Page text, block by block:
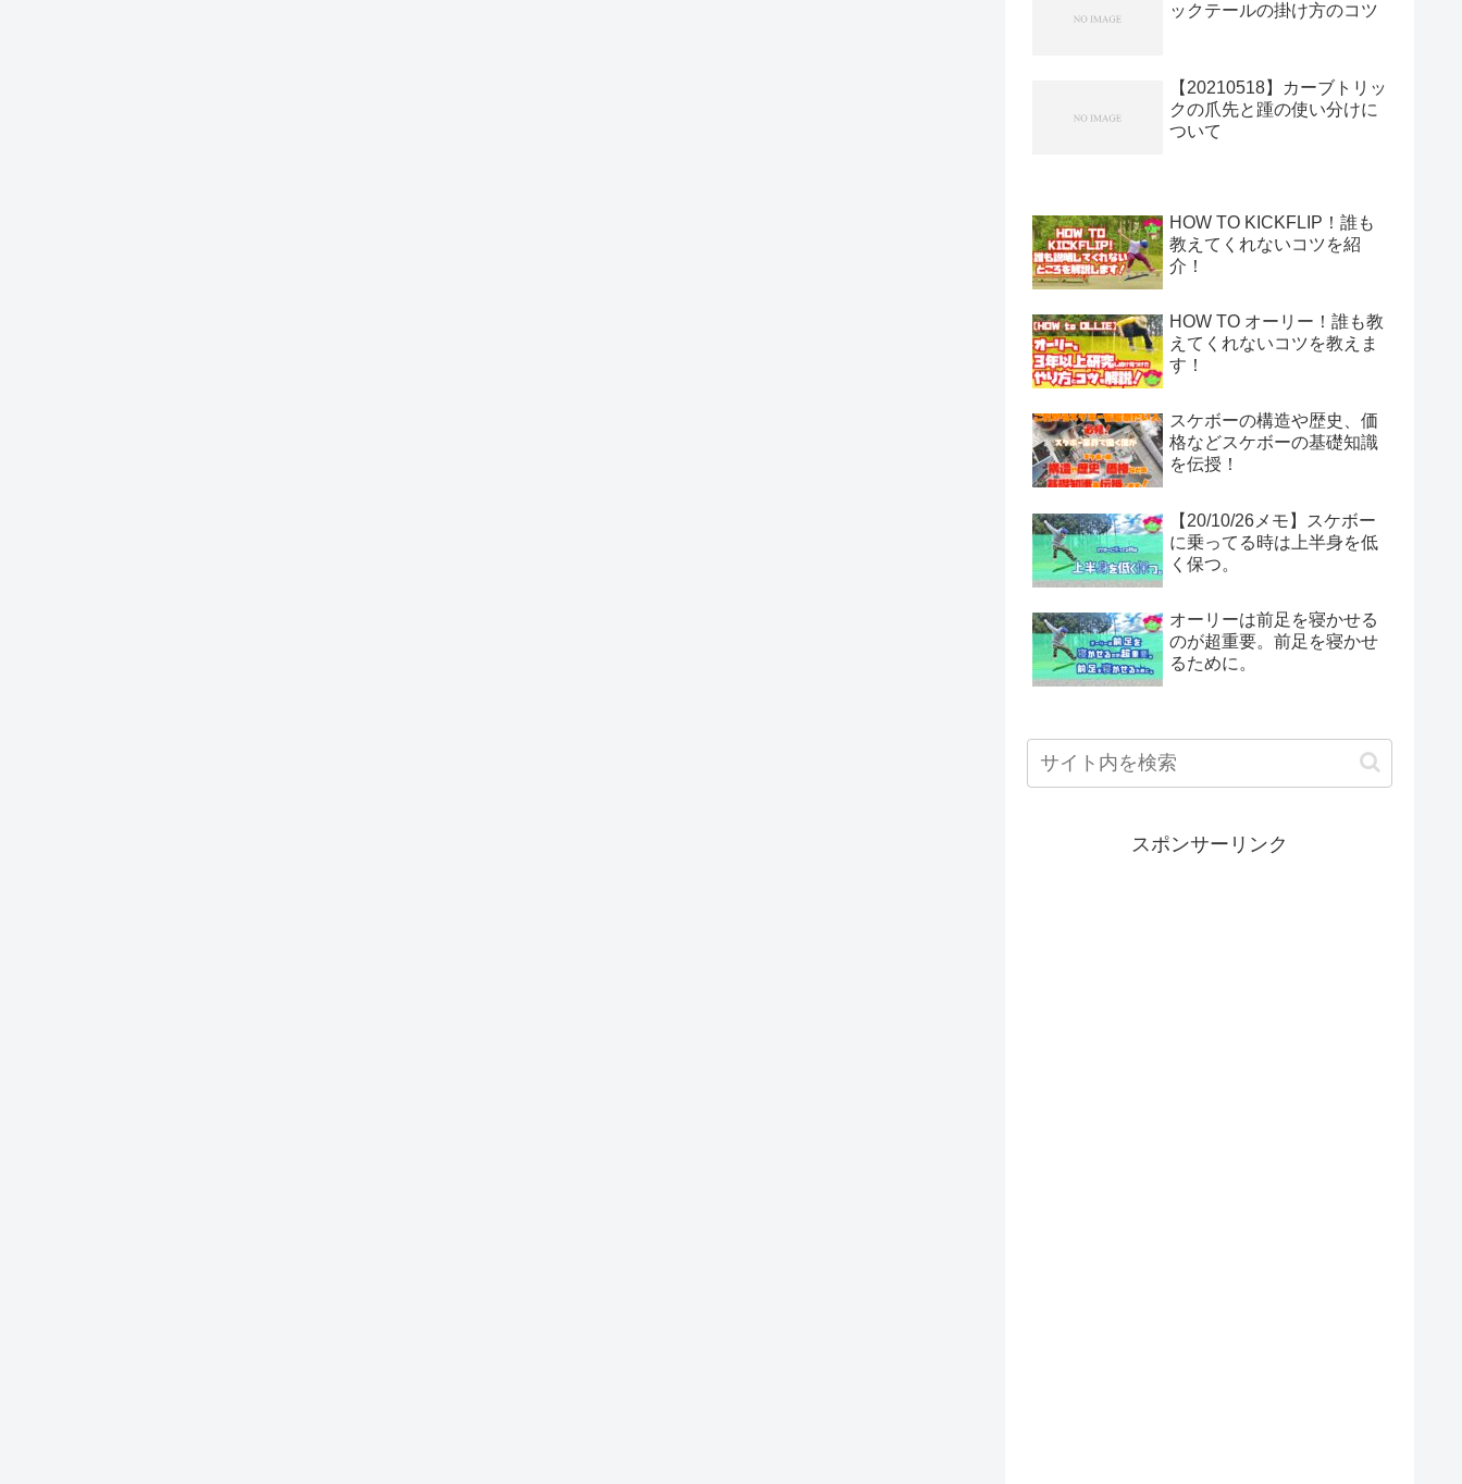
ックテールの掛け方のコツ
【20210518】カーブトリッ
クの爪先と踵の使い分けに
ついて
HOW TO KICKFLIP！誰も
教えてくれないコツを紹
介！
HOW TO オーリー！誰も教
えてくれないコツを教えま
す！
スケボーの構造や歴史、価
格などスケボーの基礎知識
を伝授！
【20/10/26メモ】スケボー
に乗ってる時は上半身を低
く保つ。
オーリーは前足を寝かせる
のが超重要。前足を寝かせ
るために。
スポンサーリンク